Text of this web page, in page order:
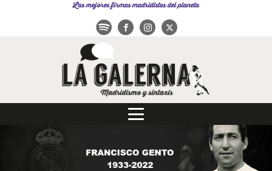
Las mejores firmas madridistas del planeta